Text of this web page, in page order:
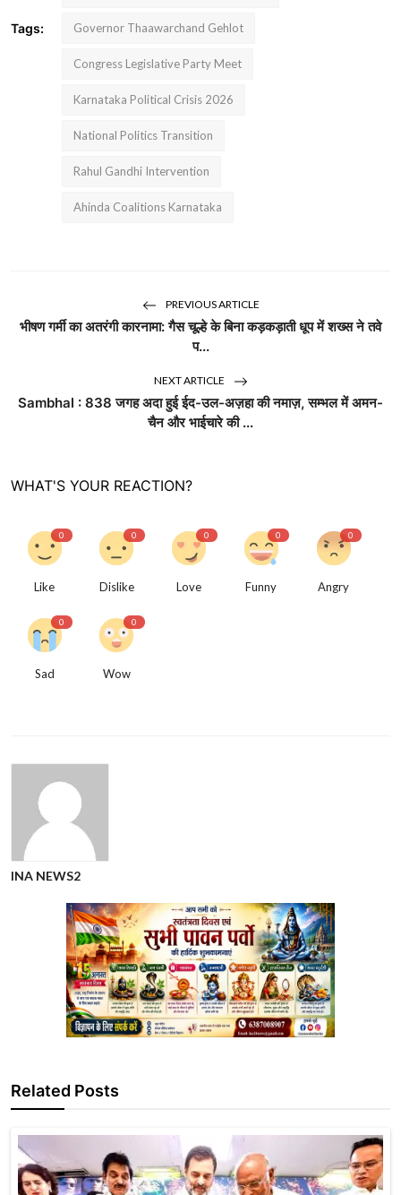
Tags: Governor Thaawarchand Gehlot
Congress Legislative Party Meet
Karnataka Political Crisis 2026
National Politics Transition
Rahul Gandhi Intervention
Ahinda Coalitions Karnataka
PREVIOUS ARTICLE
भीषण गर्मी का अतरंगी कारनामा: गैस चूल्हे के बिना कड़कड़ाती धूप में शख्स ने तवे
प...
NEXT ARTICLE
Sambhal : 838 जगह अदा हुई ईद-उल-अज़हा की नमाज़, सम्भल में अमन-
चैन और भाईचारे की ...
WHAT'S YOUR REACTION?
0
Like
0
Dislike
0
Love
0
Funny
0
Angry
0
Sad
0
Wow
INA NEWS2
Related Posts